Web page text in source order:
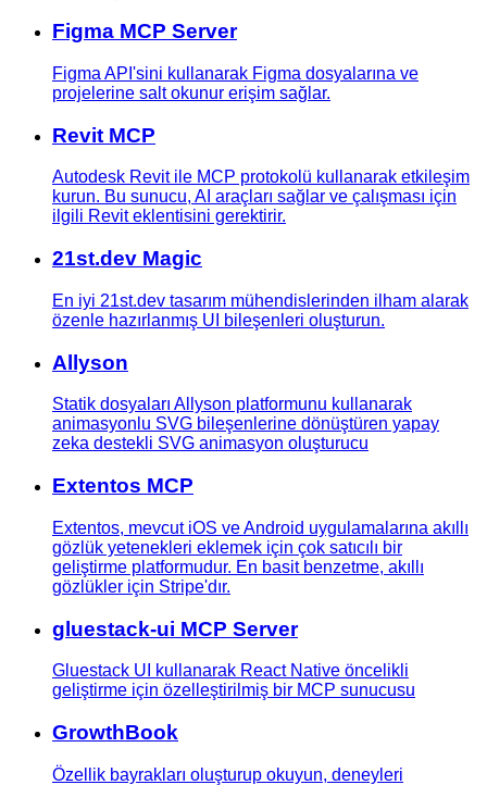
Figma MCP Server
Figma API'sini kullanarak Figma dosyalarına ve
projelerine salt okunur erişim sağlar.
Revit MCP
Autodesk Revit ile MCP protokolü kullanarak etkileşim
kurun. Bu sunucu, AI araçları sağlar ve çalışması için
ilgili Revit eklentisini gerektirir.
21st.dev Magic
En iyi 21st.dev tasarım mühendislerinden ilham alarak
özenle hazırlanmış UI bileşenleri oluşturun.
Allyson
Statik dosyaları Allyson platformunu kullanarak
animasyonlu SVG bileşenlerine dönüştüren yapay
zeka destekli SVG animasyon oluşturucu
Extentos MCP
Extentos, mevcut iOS ve Android uygulamalarına akıllı
gözlük yetenekleri eklemek için çok satıcılı bir
geliştirme platformudur. En basit benzetme, akıllı
gözlükler için Stripe'dır.
gluestack-ui MCP Server
Gluestack UI kullanarak React Native öncelikli
geliştirme için özelleştirilmiş bir MCP sunucusu
GrowthBook
Özellik bayrakları oluşturup okuyun, deneyleri